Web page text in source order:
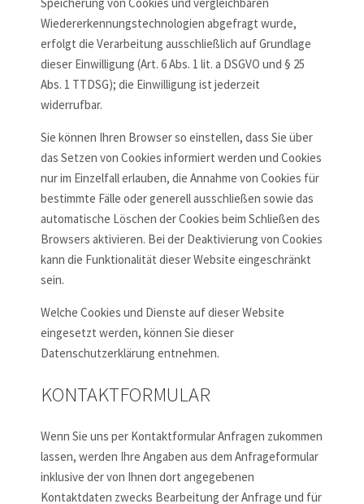
Wiedererkennungstechnologien abgefragt wurde,
erfolgt die Verarbeitung ausschließlich auf Grundlage
dieser Einwilligung (Art. 6 Abs. 1 lit. a DSGVO und § 25
Abs. 1 TTDSG); die Einwilligung ist jederzeit
widerrufbar.
Sie können Ihren Browser so einstellen, dass Sie über
das Setzen von Cookies informiert werden und Cookies
nur im Einzelfall erlauben, die Annahme von Cookies für
bestimmte Fälle oder generell ausschließen sowie das
automatische Löschen der Cookies beim Schließen des
Browsers aktivieren. Bei der Deaktivierung von Cookies
kann die Funktionalität dieser Website eingeschränkt
sein.
Welche Cookies und Dienste auf dieser Website
eingesetzt werden, können Sie dieser
Datenschutzerklärung entnehmen.
KONTAKTFORMULAR
Wenn Sie uns per Kontaktformular Anfragen zukommen
lassen, werden Ihre Angaben aus dem Anfrageformular
inklusive der von Ihnen dort angegebenen
Kontaktdaten zwecks Bearbeitung der Anfrage und für